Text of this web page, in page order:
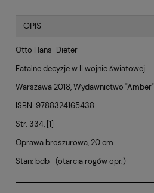
OPIS
Otto Hans-Dieter
Fatalne decyzje w II wojnie światowej
Warszawa 2018, Wydawnictwo "Amber"
ISBN: 9788324165438
Str. 334, [1]
Oprawa broszurowa, 20 cm
Stan: bdb- (otarcia rogów opr.)